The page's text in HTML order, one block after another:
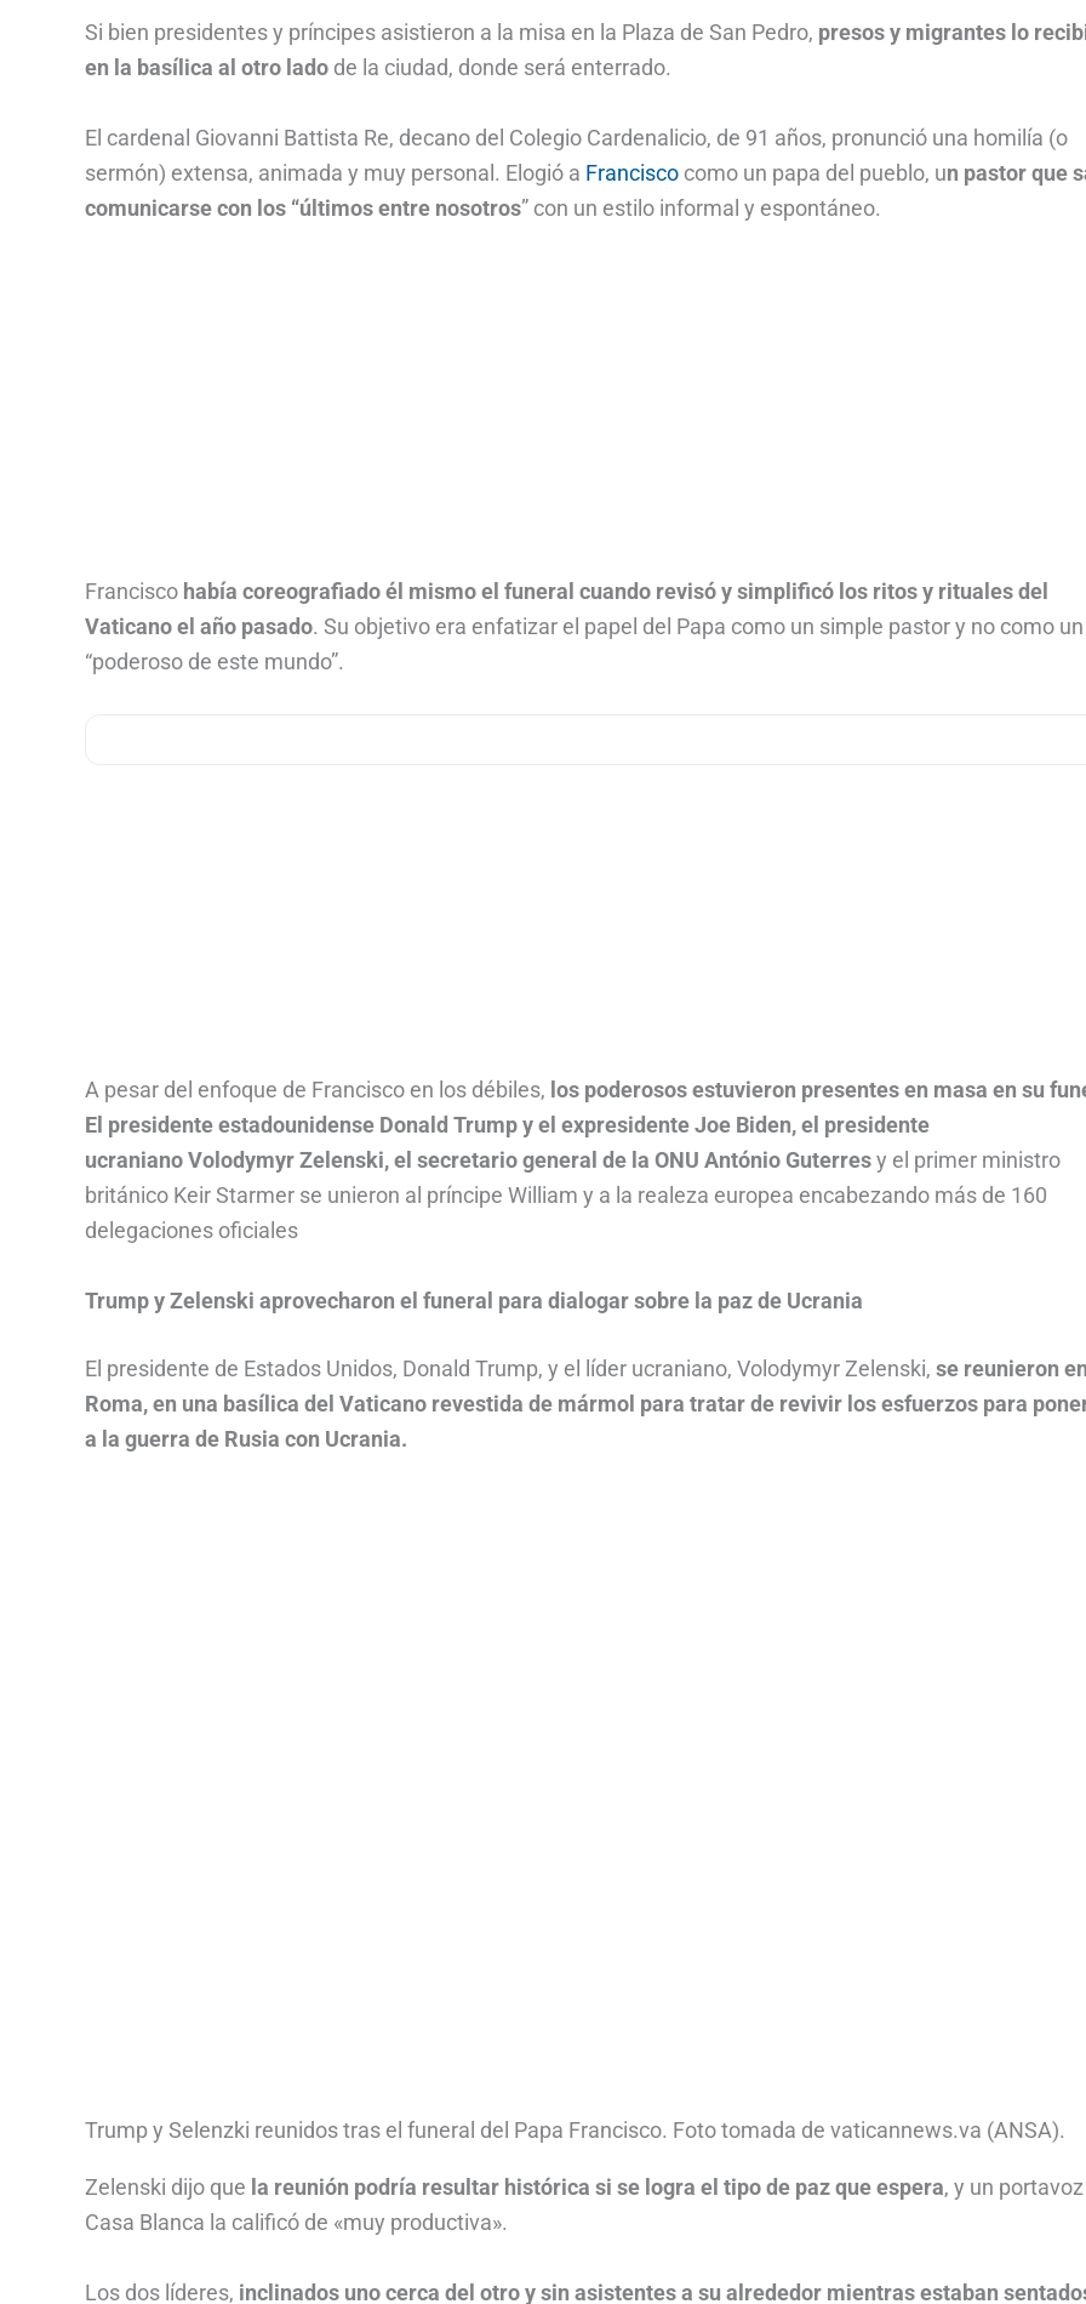
Si bien presidentes y príncipes asistieron a la misa en la Plaza de San Pedro, presos y migrantes lo
en la basílica al otro lado de la ciudad, donde será enterrado.
El cardenal Giovanni Battista Re, decano del Colegio Cardenalicio, de 91 años, pronunció una homilía (o
sermón) extensa, animada y muy personal. Elogió a Francisco como un papa del pueblo, un pastor que
comunicarse con los “últimos entre nosotros” con un estilo informal y espontáneo.
Francisco había coreografiado él mismo el funeral cuando revisó y simplificó los ritos y rituales del
Vaticano el año pasado. Su objetivo era enfatizar el papel del Papa como un simple pastor y no como un
“poderoso de este mundo”.
A pesar del enfoque de Francisco en los débiles, los poderosos estuvieron presentes en masa en su
El presidente estadounidense Donald Trump y el expresidente Joe Biden, el presidente
ucraniano Volodymyr Zelenski, el secretario general de la ONU António Guterresy el primer ministro
británico Keir Starmer se unieron al príncipe William y a la realeza europea encabezando más de 160
delegaciones oficiales
Trump y Zelenski aprovecharon el funeral para dialogar sobre la paz de Ucrania
El presidente de Estados Unidos, Donald Trump, y el líder ucraniano, Volodymyr Zelenski, se reunieron
Roma, en una basílica del Vaticano revestida de mármol para tratar de revivir los esfuerzos para
a la guerra de Rusia con Ucrania.
Trump y Selenzki reunidos tras el funeral del Papa Francisco. Foto tomada de vaticannews.va (ANSA).
Zelenski dijo que la reunión podría resultar histórica si se logra el tipo de paz que espera, y un
Casa Blanca la calificó de «muy productiva».
Los dos líderes, inclinados uno cerca del otro y sin asistentes a su alrededor mientras estaban